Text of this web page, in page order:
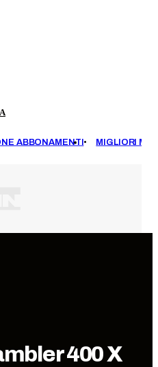
ABBONAMENTI MIGLIORI
400 X